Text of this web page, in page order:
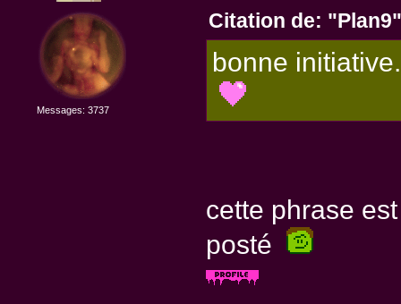
Messages: 3737
Citation de: "Plan9"
bonne
cette phrase
posté